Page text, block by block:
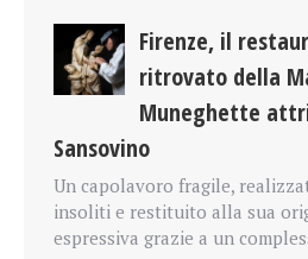
Firenze, il
ritrovato della
Muneghette
Sansovino
Un capolavoro fragile,
insoliti e restituito alla sua
espressiva grazie a un